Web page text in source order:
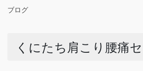
ブログ
くにたち肩こり腰痛